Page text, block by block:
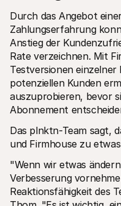
Durch das Angebot
Zahlungserfahrung
Anstieg der
Rate verzeichnen. Mit
Testversionen
potenziellen Kunden
auszuprobieren, bevor
Abonnement
Das plnktn-Team sagt,
und Firmhouse zu
"Wenn wir etwas
Verbesserung
Reaktionsfähigkeit des